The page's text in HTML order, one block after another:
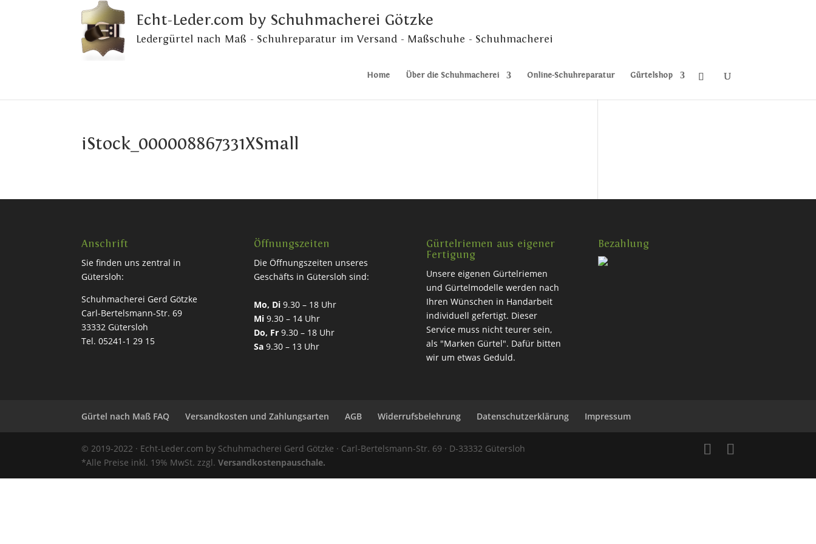
Echt-Leder.com by Schuhmacherei Götzke
Ledergürtel nach Maß - Schuhreparatur im Versand - Maßschuhe - Schuhmacherei
Home Über die Schuhmacherei Online-Schuhreparatur Gürtelshop
iStock_000008867331XSmall
Anschrift
Sie finden uns zentral in
Gütersloh:
Schuhmacherei Gerd Götzke
Carl-Bertelsmann-Str. 69
33332 Gütersloh
Tel. 05241-1 29 15
Öffnungszeiten
Die Öffnungszeiten unseres
Geschäfts in Gütersloh sind:
Mo, Di9.30 – 18 Uhr
Mi9.30 – 14 Uhr
Do, Fr9.30 – 18 Uhr
Sa9.30 – 13 Uhr
Gürtelriemen aus eigener
Fertigung
Unsere eigenen Gürtelriemen
und Gürtelmodelle werden nach
Ihren Wünschen in Handarbeit
individuell gefertigt. Dieser
Service muss nicht teurer sein,
als "Marken Gürtel". Dafür bitten
wir um etwas Geduld.
Bezahlung
Gürtel nach Maß FAQ Versandkosten und Zahlungsarten AGB Widerrufsbelehrung Datenschutzerklärung Impressum
© 2019-2022 · Echt-Leder.com by Schuhmacherei Gerd Götzke · Carl-Bertelsmann-Str. 69 · D-33332 Gütersloh
*Alle Preise inkl. 19% MwSt. zzgl.Versandkostenpauschale.